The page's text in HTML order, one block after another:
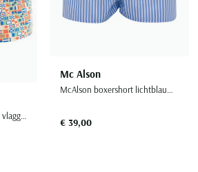
boxershort oranje geprint vlaggen katoen
Mc Alson
McAlson boxershort lichtblauw gestreept
€ 39,00